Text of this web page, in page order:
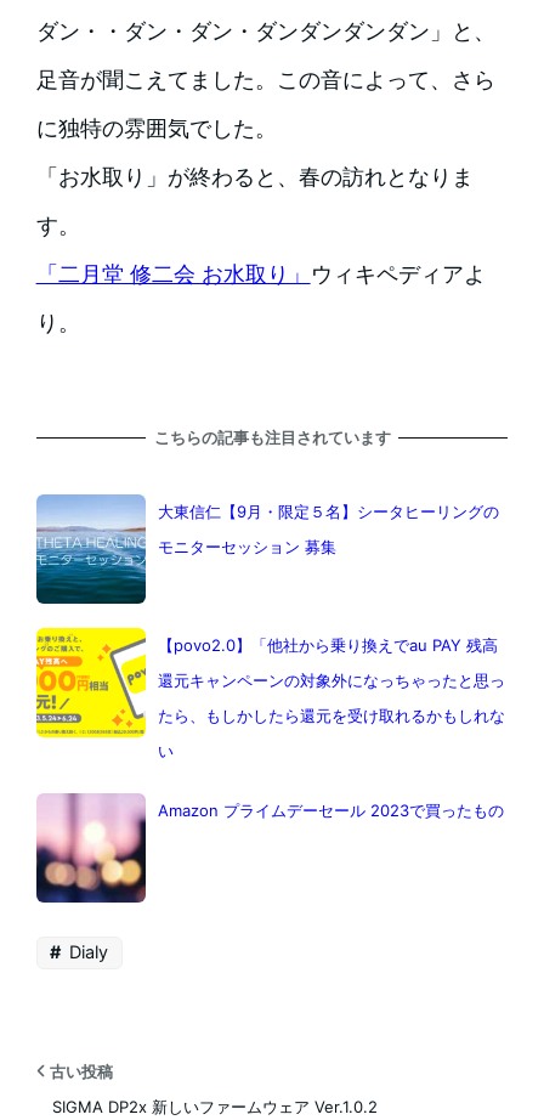
ダン・・ダン・ダン・ダンダンダンダン」と、
足音が聞こえてました。この音によって、さら
に独特の雰囲気でした。
「お水取り」が終わると、春の訪れとなりま
す。
「二月堂 修二会 お水取り」 ウィキペディアよ
り。
こちらの記事も注目されています
大東信仁【9月・限定５名】シータヒーリングの
モニターセッション 募集
【povo2.0】「他社から乗り換えでau PAY 残高
還元キャンペーンの対象外になっちゃったと思っ
たら、もしかしたら還元を受け取れるかもしれな
い
Amazon プライムデーセール 2023で買ったもの
Dialy
古い投稿
SIGMA DP2x 新しいファームウェア Ver.1.0.2